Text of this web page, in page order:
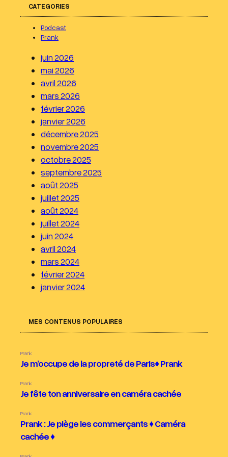
CATEGORIES
Podcast
Prank
juin 2026
mai 2026
avril 2026
mars 2026
février 2026
janvier 2026
décembre 2025
novembre 2025
octobre 2025
septembre 2025
août 2025
juillet 2025
août 2024
juillet 2024
juin 2024
avril 2024
mars 2024
février 2024
janvier 2024
MES CONTENUS POPULAIRES